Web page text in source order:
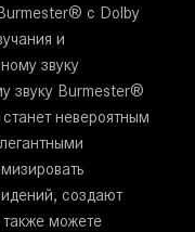
с Dolby
и
звуку
звуку Burmester®
невероятным
создают
можете